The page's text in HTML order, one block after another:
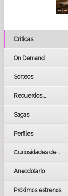
Críticas
On Demand
Sorteos
Recuerdos...
Sagas
Perfiles
Curiosidades de...
Anecdotario
Próximos estrenos